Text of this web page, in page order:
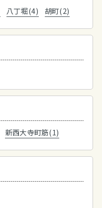
八丁堀(4) 胡町(2)
新西大寺町筋(1)